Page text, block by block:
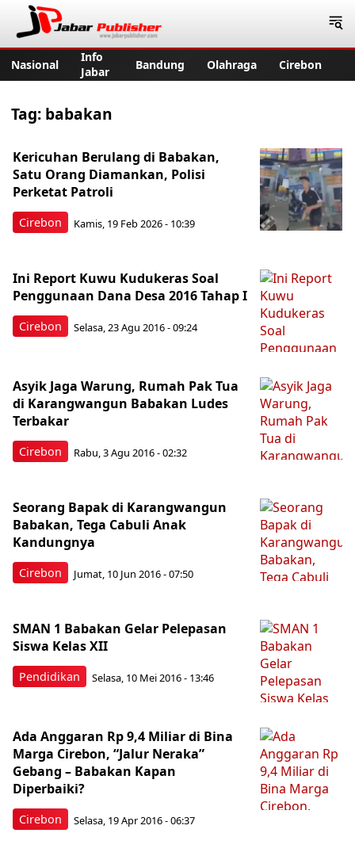
Nasional
Info
Jabar
Bandung Olahraga Cirebon
Tag: babakan
Cirebon
Kericuhan Berulang di Babakan,
Satu Orang Diamankan, Polisi
Perketat Patroli
Kamis, 19 Feb 2026 - 10:39
Cirebon
Ini Report Kuwu Kudukeras Soal
Penggunaan Dana Desa 2016 Tahap I
Selasa, 23 Agu 2016 - 09:24
Cirebon
Asyik Jaga Warung, Rumah Pak Tua
di Karangwangun Babakan Ludes
Terbakar
Rabu, 3 Agu 2016 - 02:32
Cirebon
Seorang Bapak di Karangwangun
Babakan, Tega Cabuli Anak
Kandungnya
Jumat, 10 Jun 2016 - 07:50
Pendidikan
SMAN 1 Babakan Gelar Pelepasan
Siswa Kelas XII
Selasa, 10 Mei 2016 - 13:46
Cirebon
Ada Anggaran Rp 9,4 Miliar di Bina
Marga Cirebon, “Jalur Neraka”
Gebang – Babakan Kapan
Diperbaiki?
Selasa, 19 Apr 2016 - 06:37